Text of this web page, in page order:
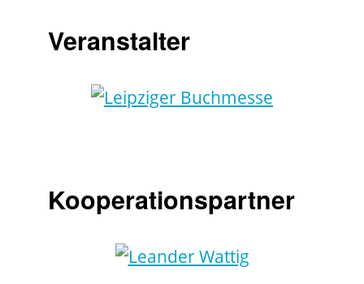
Veranstalter
Kooperationspartner